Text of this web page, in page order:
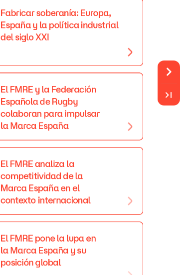
Fabricar soberanía: Europa,
España y la política industrial
del siglo XXI
El FMRE y la Federación
Españolade Rugby
colaboran para impulsar
la Marca España
El FMREanaliza la
competitividad de la
Marca España enel
contexto internacional
El FMRE pone la lupa en
la Marca España y su
posiciónglobal